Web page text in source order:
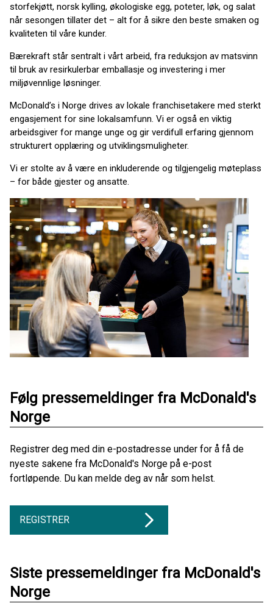
storfekjøtt, norsk kylling, økologiske egg, poteter, løk, og salat
når sesongen tillater det – alt for å sikre den beste smaken og
kvaliteten til våre kunder.
Bærekraft står sentralt i vårt arbeid, fra reduksjon av matsvinn
til bruk av resirkulerbar emballasje og investering i mer
miljøvennlige løsninger.
McDonald’s i Norge drives av lokale franchisetakere med sterkt
engasjement for sine lokalsamfunn. Vi er også en viktig
arbeidsgiver for mange unge og gir verdifull erfaring gjennom
strukturert opplæring og utviklingsmuligheter.
Vi er stolte av å være en inkluderende og tilgjengelig møteplass
– for både gjester og ansatte.
Følg pressemeldinger fra McDonald's
Norge
Registrer deg med din e-postadresse under for å få de
nyeste sakene fra McDonald's Norge på e-post
fortløpende. Du kan melde deg av når som helst.
REGISTRER
Siste pressemeldinger fra McDonald's
Norge